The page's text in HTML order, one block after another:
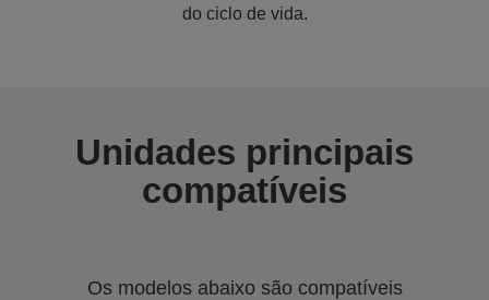
do ciclo de vida.
Unidades principais
compatíveis
Os modelos abaixo são compatíveis